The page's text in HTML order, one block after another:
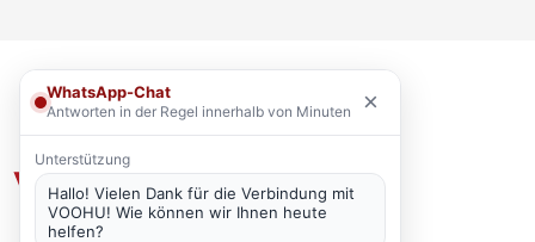
WhatsApp-Chat
Antworten in der Regel innerhalb von Minuten ×
Unterstützung
Hallo! Vielen Dank für die Verbindung mit
VOOHU! Wie können wir Ihnen heute
helfen?